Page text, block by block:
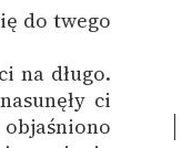
do twego
na długo.
ci